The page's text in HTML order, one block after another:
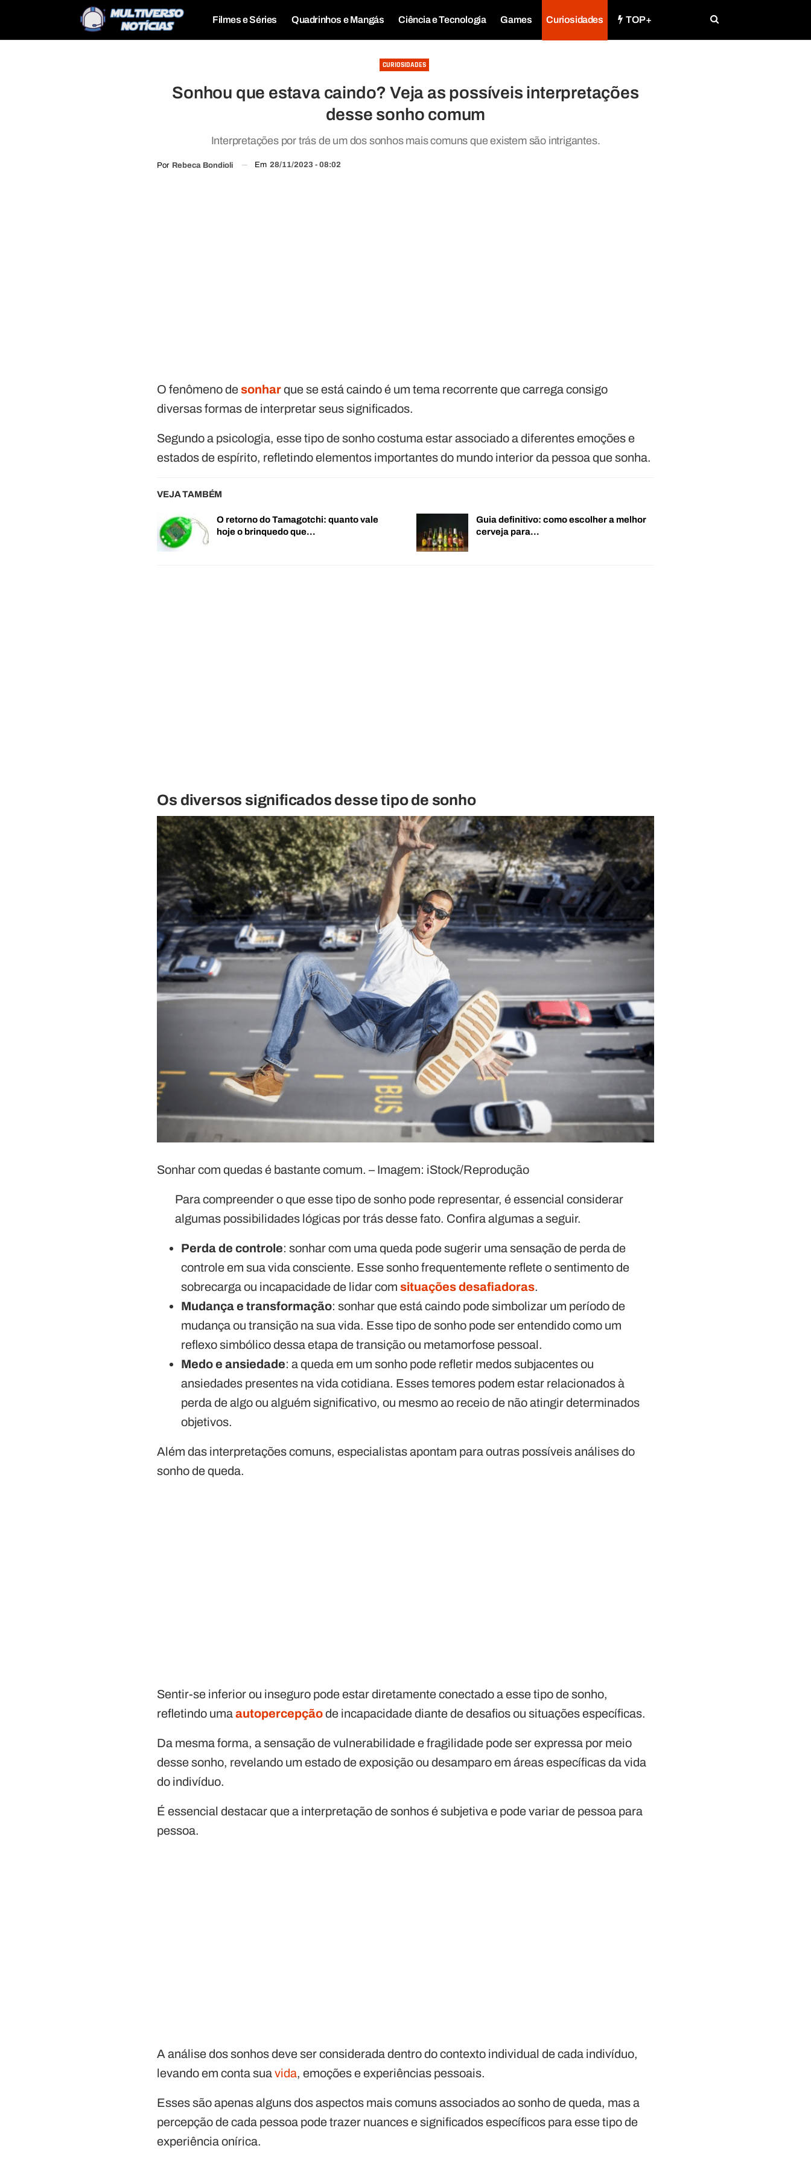
Filmes e Séries Quadrinhos e Mangás Ciência e Tecnologia Games Curiosidades TOP+
CURIOSIDADES
Sonhou que estava caindo? Veja as possíveis interpretações
desse sonho comum
Interpretações por trás de um dos sonhos mais comuns que existem são intrigantes.
Por Rebeca Bondioli Em 28/11/2023 - 08:02
O fenômeno desonharque se está caindo é um tema recorrente que carrega consigo
diversas formas de interpretar seus significados.
Segundo a psicologia, esse tipo de sonho costuma estar associado a diferentes emoções e
estados de espírito, refletindo elementos importantes do mundo interior da pessoa que sonha.
VEJA TAMBÉM
O retorno do Tamagotchi: quanto vale
hoje o brinquedo que…
Guia definitivo: como escolher a melhor
cerveja para…
Os diversos significados desse tipo de sonho
Sonhar com quedas é bastante comum. – Imagem: iStock/Reprodução
Para compreender o que esse tipo de sonho pode representar, é essencial considerar
algumas possibilidades lógicas por trás desse fato. Confira algumas a seguir.
Perda de controle: sonhar com uma queda pode sugerir uma sensação de perda de
controle em sua vida consciente. Esse sonho frequentemente reflete o sentimento de
sobrecarga ou incapacidade de lidar comsituações desafiadoras.
Mudança e transformação: sonhar que está caindo pode simbolizar um período de
mudança ou transição na sua vida. Esse tipo de sonho pode ser entendido como um
reflexo simbólico dessa etapa de transição ou metamorfose pessoal.
Medo e ansiedade: a queda em um sonho pode refletir medos subjacentes ou
ansiedades presentes na vida cotidiana. Esses temores podem estar relacionados à
perda de algo ou alguém significativo, ou mesmo ao receio de não atingir determinados
objetivos.
Além das interpretações comuns, especialistas apontam para outras possíveis análises do
sonho de queda.
Sentir-se inferior ou inseguro pode estar diretamente conectado a esse tipo de sonho,
refletindo umaautopercepçãode incapacidade diante de desafios ou situações específicas.
Da mesma forma, a sensação de vulnerabilidade e fragilidade pode ser expressa por meio
desse sonho, revelando um estado de exposição ou desamparo em áreas específicas da vida
do indivíduo.
É essencial destacar que a interpretação de sonhos é subjetiva e pode variar de pessoa para
pessoa.
A análise dos sonhos deve ser considerada dentro do contexto individual de cada indivíduo,
levando em conta suavida, emoções e experiências pessoais.
Esses são apenas alguns dos aspectos mais comuns associados ao sonho de queda, mas a
percepção de cada pessoa pode trazer nuances e significados específicos para esse tipo de
experiência onírica.